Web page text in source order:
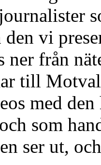
den vi
ner från
till
med
som
ser ut,